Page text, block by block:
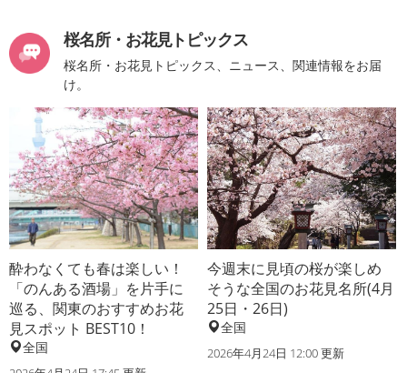
桜名所・お花見トピックス
桜名所・お花見トピックス、ニュース、関連情報をお届
け。
酔わなくても春は楽しい！
「のんある酒場」を片手に
巡る、関東のおすすめお花
見スポット BEST10！
全国
今週末に見頃の桜が楽しめ
そうな全国のお花見名所(4月
25日・26日)
全国
2026年4月24日 12:00 更新